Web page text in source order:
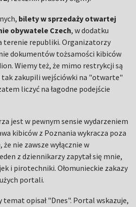
bilety w sprzedaży otwartej
obywatele Czech, w dodatku
terenie republiki. Organizatorzy
dokumentów tożsamości kibiców
Wiemy też, że mimo restrykcji są
zakupili wejściówki na "otwarte"
liczyć na łagodne podejście
jest w pewnym sensie wydarzeniem
kibiców z Poznania wykracza poza
nie zawsze wyłącznie w
z dziennikarzy zapytał się mnie,
i pirotechniki. Ołomunieckie zakazy
portali.
temat opisał "Dnes". Portal wskazuje,